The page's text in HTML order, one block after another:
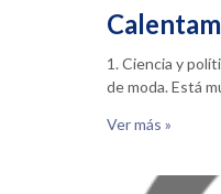
1. Ciencia y
de moda. Está
Ver más »